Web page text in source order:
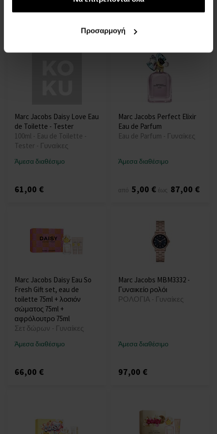
Προσαρμογή
από10,00 €έως65,00
από20,00 €έως52,00
Marc Jacobs Daisy Love Eau
de Toilette - Tester
100ml - Eau de Toilette -
Tester - Γυναίκες
Άμεσα διαθέσιμο
61,00 €
Marc Jacobs Perfect Elixir
Eau de Parfum
Eau de Parfum - Γυναίκες
Άμεσα διαθέσιμο
από 5,00 € έως 87,00 €
Marc Jacobs Daisy Eau So
Fresh Gift set, eau de
toilette 75ml + λοσιόν
σώματος 75ml +
αφρόλουτρο 75ml
Σετ δώρων - Γυναίκες
Άμεσα διαθέσιμο
66,00 €
Marc Jacobs MBM3332 -
Γυναικείο ρολόι
ΡΟΛΟΓΙΑ - Γυναίκες
Άμεσα διαθέσιμο
97,00 €